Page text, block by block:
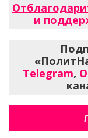
и
Telegram,